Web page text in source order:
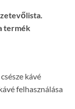
termék
kávé
felhasználása